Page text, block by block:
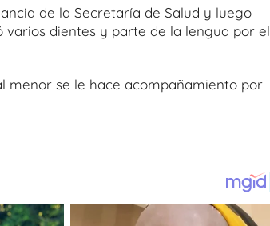
de la Secretaría de Salud y luego
varios dientes y parte de la lengua por el
menor se le hace acompañamiento por